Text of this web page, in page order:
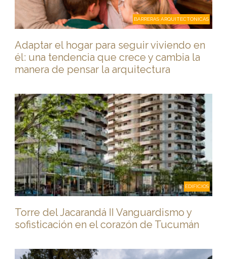
BARRERAS ARQUITECTONICAS
Adaptar el hogar para seguir viviendo en
él: una tendencia que crece y cambia la
manera de pensar la arquitectura
EDIFICIOS
Torre del Jacarandá II Vanguardismo y
sofisticación en el corazón de Tucumán